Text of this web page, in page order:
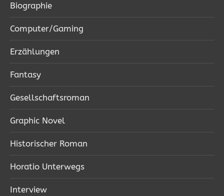
Biographie
Computer/Gaming
Erzählungen
Fantasy
Gesellschaftsroman
Graphic Novel
Historischer Roman
Horatio Unterwegs
Interview